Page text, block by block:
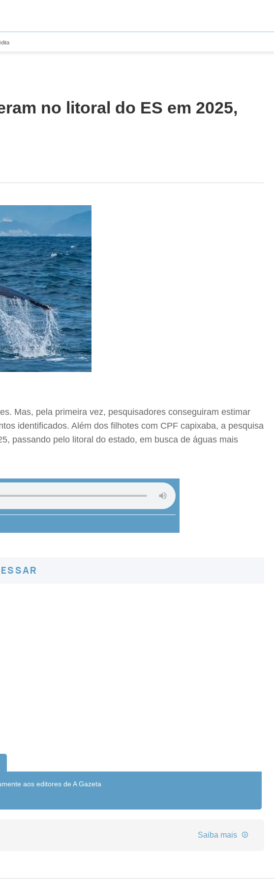
no litoral do ES em 2025,
Mas, pela primeira vez, pesquisadores conseguiram estimar
identificados. Além dos filhotes com CPF capixaba, a pesquisa
passando pelo litoral do estado, em busca de águas mais
aos editores de A Gazeta
Saiba mais